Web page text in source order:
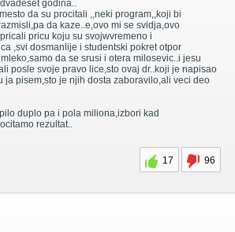
godina..
da su procitali ,,neki program,,koji bi
da kaze..e,ovo mi se svidja,ovo
pricu koju su svojwvremeno i
,svi dosmanlije i studentski pokret otpor
da se srusi i otera milosevic..i jesu
posle svoje pravo lice,sto ovaj dr..koji je napisao
ja pisem,sto je njih dosta zaboravilo,ali veci deo
duplo pa i pola miliona,izbori kad
rezultat..
17
96